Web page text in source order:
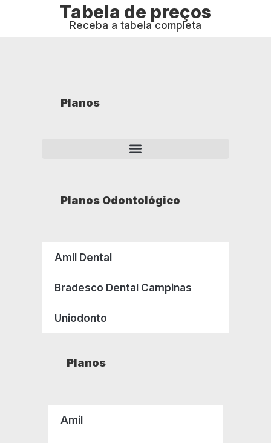
Tabela de preços
Receba a tabela completa
Planos
Planos Odontológico
Amil Dental
Bradesco Dental Campinas
Uniodonto
Planos
Amil